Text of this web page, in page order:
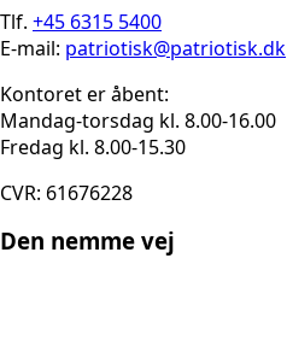
Tlf. +45 6315 5400
E-mail: patriotisk@patriotisk.dk
Kontoret er åbent:
Mandag-torsdag kl. 8.00-16.00
Fredag kl. 8.00-15.30
CVR: 61676228
Den nemme vej